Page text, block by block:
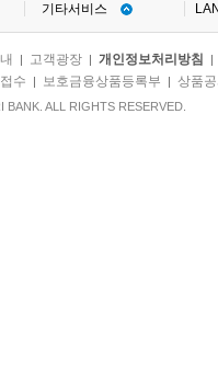
기타서비스
| 고객광장| 개인정보처리방침
수 | 보호금융상품등록부 | 상품
ALL RIGHTS RESERVED.